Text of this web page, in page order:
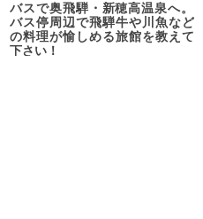
バスで奥飛騨・新穂高温泉へ。
バス停周辺で飛騨牛や川魚など
の料理が愉しめる旅館を教えて
下さい！